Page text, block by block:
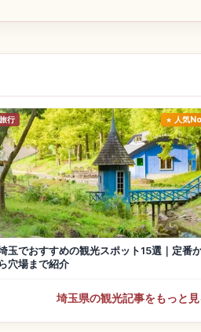
旅行 人気
玉でおすすめの観光スポット15選｜定番
ら穴場まで紹介
埼玉県の観光記事をもっと見